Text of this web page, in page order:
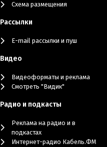
Схема размещения
Рассылки
E-mail рассылки и пуш
Видео
Видеоформаты и реклама
Смотреть "Видик"
Радио и подкасты
Реклама на радио и в
подкастах
Интернет-радио Кабель.ФМ